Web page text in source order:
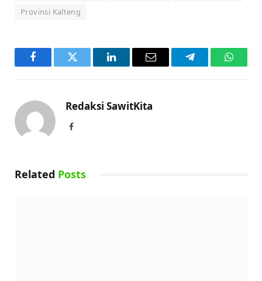
Provinsi Kalteng
FacebookTwitter LinkedInEmail Telegram
Redaksi SawitKita
Facebook
Related Posts